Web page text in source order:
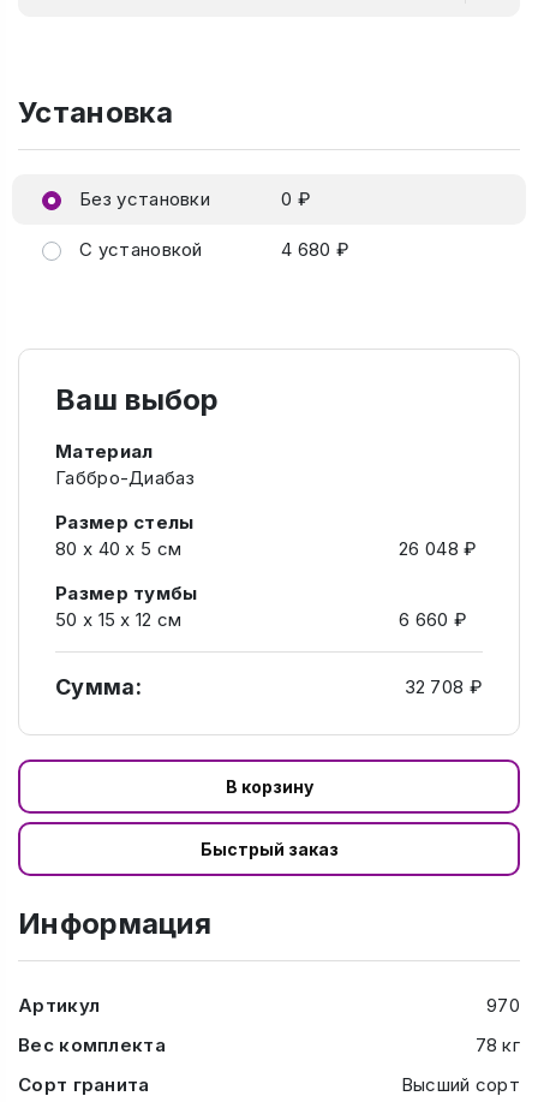
Установка
Без установки 0 ₽
С установкой 4 680 ₽
Ваш выбор
Материал
Габбро-Диабаз
Размер стелы
80 х 40 х 5 см
26 048 ₽
Размер тумбы
50 х 15 х 12 см
6 660 ₽
Сумма: 32 708 ₽
В корзину
Быстрый заказ
Информация
Артикул
970
Вес комплекта
78 кг
Сорт гранита
Высший сорт